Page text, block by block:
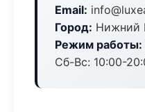
Email:
Город: Нижний
Режим работы:
Сб-Вс: 10:00-